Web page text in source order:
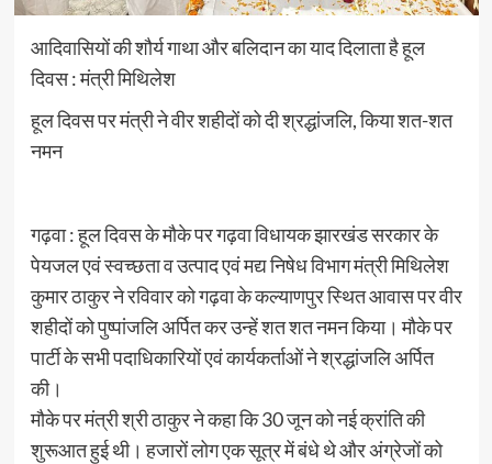
आदिवासियों की शौर्य गाथा और बलिदान का याद दिलाता है हूल
दिवस : मंत्री मिथिलेश
हूल दिवस पर मंत्री ने वीर शहीदों को दी श्रद्धांजलि, किया शत-शत
नमन
गढ़वा : हूल दिवस के मौके पर गढ़वा विधायक झारखंड सरकार के
पेयजल एवं स्वच्छता व उत्पाद एवं मद्य निषेध विभाग मंत्री मिथिलेश
कुमार ठाकुर ने रविवार को गढ़वा के कल्याणपुर स्थित आवास पर वीर
शहीदों को पुष्पांजलि अर्पित कर उन्हें शत शत नमन किया। मौके पर
पार्टी के सभी पदाधिकारियों एवं कार्यकर्ताओं ने श्रद्धांजलि अर्पित
की।
मौके पर मंत्री श्री ठाकुर ने कहा कि 30 जून को नई क्रांति की
शुरूआत हुई थी। हजारों लोग एक सूत्र में बंधे थे और अंग्रेजों को